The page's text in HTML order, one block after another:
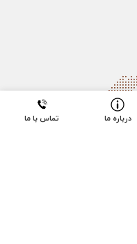
درباره ما تماس با ما